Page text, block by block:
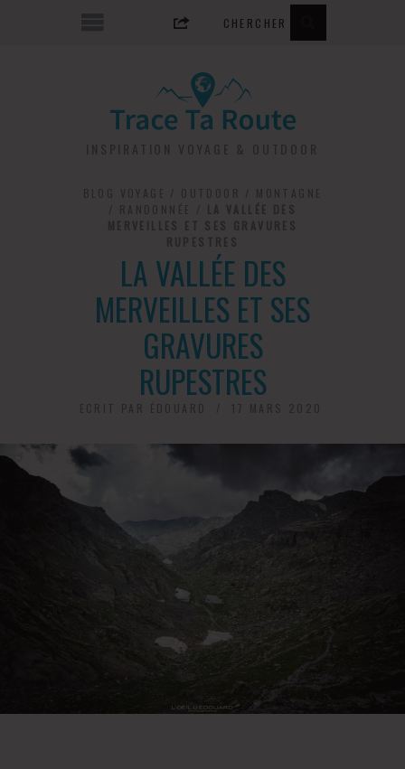
LA VALLÉE DES
MERVEILLES ET SES
GRAVURES
RUPESTRES